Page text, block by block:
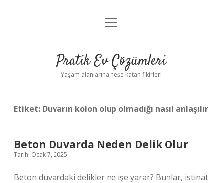
Anasayfa
Yasal Uyarı
menüyü
Pratik Ev Çözümleri
Yaşam alanlarına neşe katan fikirler!
Etiket: Duvarın kolon olup olmadığı nasıl anlaşılır
Beton Duvarda Neden Delik Olur
Tarih: Ocak 7, 2025
Beton duvardaki delikler ne işe yarar? Bunlar, istinat